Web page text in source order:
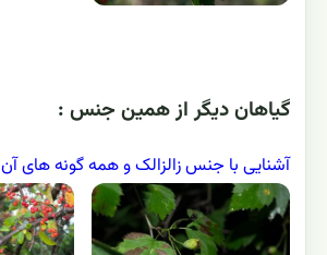
گياهان ديگر از همين جنس :
آشنایی با جنس زالزالک و همه گونه های آن